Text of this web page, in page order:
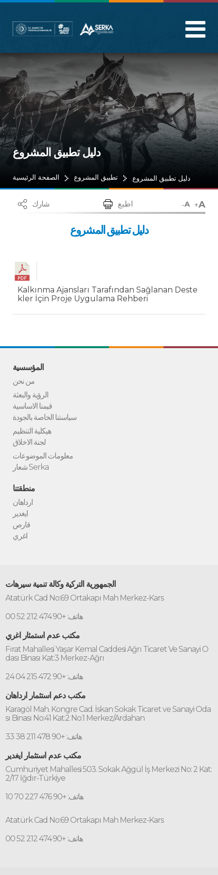
دليل تطبيق المشروع
الصفحة الرئيسية تطبيق المشروع دليل تطبيق المشروع
دليل تطبيق المشروع
شارك اطبع -A +A
Kalkınma Ajansları Tarafından Sağlanan Deste
kler İçin Proje Uygulama Rehberi
المؤسسية
من نحن
الرؤية والبعثة
قيمنا الاساسية
سياستنا الخاصة بالجودة
هيكلية التنظيم
لجنة الاخلاق
معلومات الموضوعات
شعار Serka
منطقتنا
ارداهان
ايغدير
قارص
اغري
الجمهورية التركية وكالة تنمية سيرهات
Atatürk Cad No:69 Ortakapı Mah Merkez-Kars
هاتف: +90 474 212 52 00
مكتب عدم استمثار اغري
Fırat Mahallesi Yaşar Kemal Caddesi Ağrı Ticaret Ve Sanayi O
dası Binası Kat:3 Merkez-Ağrı
هاتف: +90 472 215 04 24
مكتب دعم استثمار ارداهان
Karagöl Mah. Kongre Cad. İskan Sokak Ticaret ve Sanayi Oda
sı Binası No:41 Kat:2 No:1 Merkez/Ardahan
هاتف: +90 478 211 38 33
مكتب عدم استثمار ايغدير
Cumhuriyet Mahallesi 503. Sokak Ağgül İş Merkezi No: 2 Kat:
2/17 Iğdır-Türkiye
هاتف: +90 476 227 70 10
Atatürk Cad No:69 Ortakapı Mah Merkez-Kars
هاتف: +90 474 212 52 00